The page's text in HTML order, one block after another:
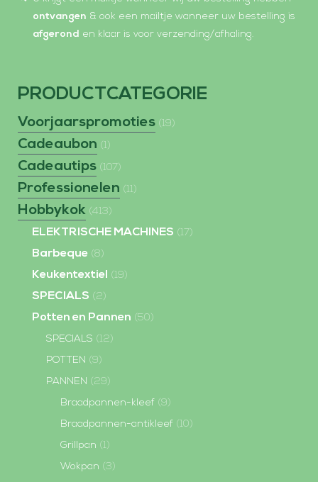
ontvangen & ook een mailtje wanneer uw bestelling is
afgerond en klaar is voor verzending/afhaling.
PRODUCTCATEGORIE
Voorjaarspromoties (19)
Cadeaubon (1)
Cadeautips (107)
Professionelen (11)
Hobbykok (413)
ELEKTRISCHE MACHINES (17)
Barbeque (8)
Keukentextiel (19)
SPECIALS (2)
Potten en Pannen (50)
SPECIALS (12)
POTTEN (9)
PANNEN (29)
Braadpannen-kleef (9)
Braadpannen-antikleef (10)
Grillpan (1)
Wokpan (3)